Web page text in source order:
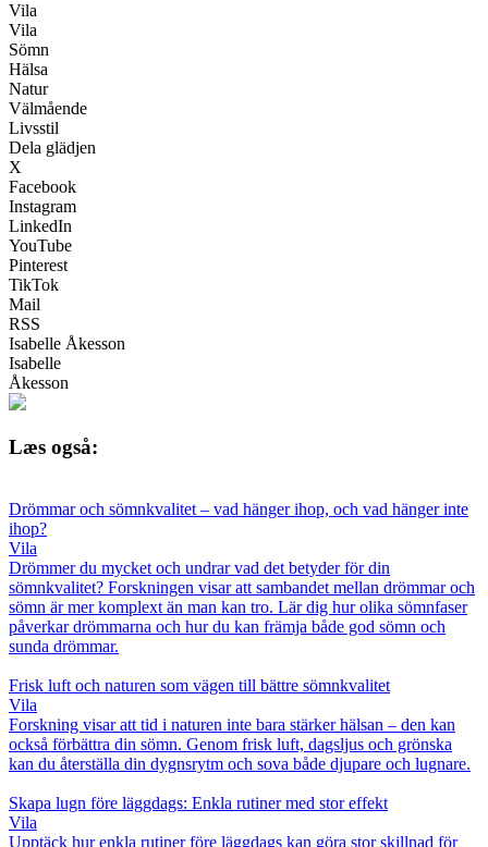
Vila
Vila
Sömn
Hälsa
Natur
Välmående
Livsstil
Dela glädjen
X
Facebook
Instagram
LinkedIn
YouTube
Pinterest
TikTok
Mail
RSS
Isabelle Åkesson
Isabelle
Åkesson
Læs også:
Drömmar och sömnkvalitet – vad hänger ihop, och vad hänger inte
ihop?
Vila
Drömmer du mycket och undrar vad det betyder för din
sömnkvalitet? Forskningen visar att sambandet mellan drömmar och
sömn är mer komplext än man kan tro. Lär dig hur olika sömnfaser
påverkar drömmarna och hur du kan främja både god sömn och
sunda drömmar.
Frisk luft och naturen som vägen till bättre sömnkvalitet
Vila
Forskning visar att tid i naturen inte bara stärker hälsan – den kan
också förbättra din sömn. Genom frisk luft, dagsljus och grönska
kan du återställa din dygnsrytm och sova både djupare och lugnare.
Skapa lugn före läggdags: Enkla rutiner med stor effekt
Vila
Upptäck hur enkla rutiner före läggdags kan göra stor skillnad för